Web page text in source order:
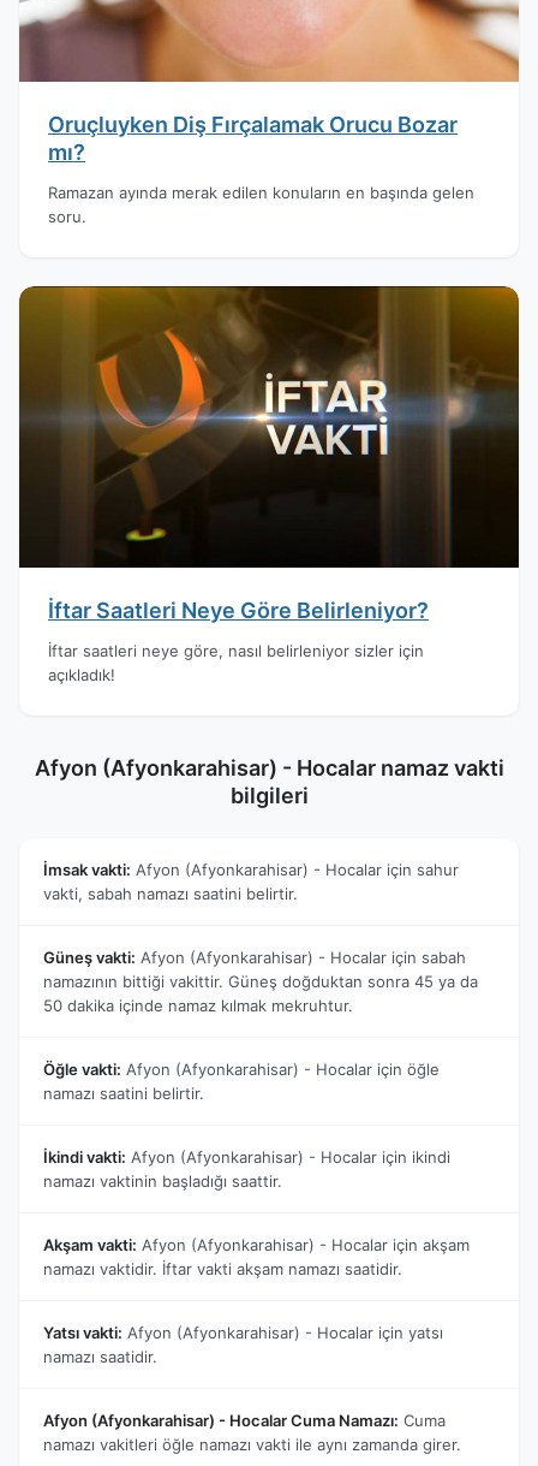
Oruçluyken Diş Fırçalamak Orucu Bozar
mı?
Ramazan ayında merak edilen konuların en başında gelen
soru.
İftar Saatleri Neye Göre Belirleniyor?
İftar saatleri neye göre, nasıl belirleniyor sizler için
açıkladık!
Afyon (Afyonkarahisar) - Hocalar namaz vakti
bilgileri
İmsak vakti: Afyon (Afyonkarahisar) - Hocalar için sahur
vakti, sabah namazı saatini belirtir.
Güneş vakti: Afyon (Afyonkarahisar) - Hocalar için sabah
namazının bittiği vakittir. Güneş doğduktan sonra 45 ya da
50 dakika içinde namaz kılmak mekruhtur.
Öğle vakti: Afyon (Afyonkarahisar) - Hocalar için öğle
namazı saatini belirtir.
İkindi vakti: Afyon (Afyonkarahisar) - Hocalar için ikindi
namazı vaktinin başladığı saattir.
Akşam vakti: Afyon (Afyonkarahisar) - Hocalar için akşam
namazı vaktidir. İftar vakti akşam namazı saatidir.
Yatsı vakti: Afyon (Afyonkarahisar) - Hocalar için yatsı
namazı saatidir.
Afyon (Afyonkarahisar) - Hocalar Cuma Namazı: Cuma
namazı vakitleri öğle namazı vakti ile aynı zamanda girer.